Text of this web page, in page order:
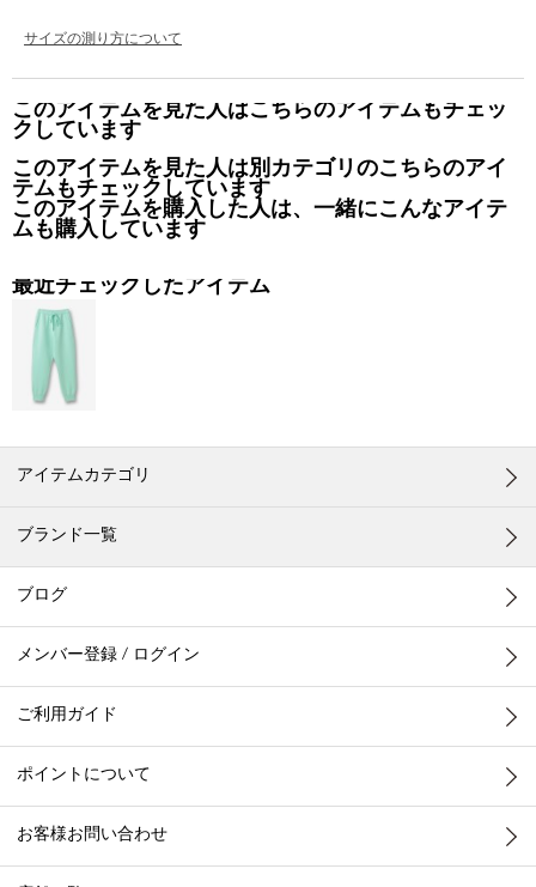
サイズの測り方について
このアイテムを見た人はこちらのアイテムもチェッ
クしています
このアイテムを見た人は別カテゴリのこちらのアイ
テムもチェックしています
このアイテムを購入した人は、一緒にこんなアイテ
ムも購入しています
最近チェックしたアイテム
アイテムカテゴリ
ブランド一覧
ブログ
メンバー登録 / ログイン
ご利用ガイド
ポイントについて
お客様お問い合わせ